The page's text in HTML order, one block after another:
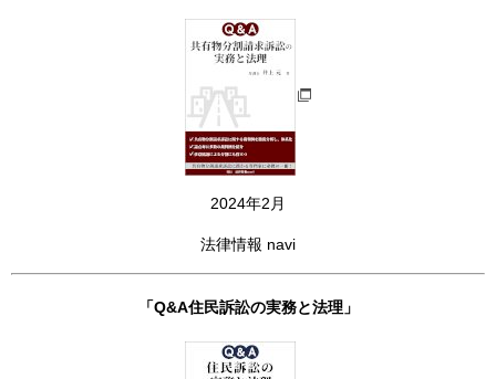
2024年2月
法律情報 navi
「Q&A住民訴訟の実務と法理」